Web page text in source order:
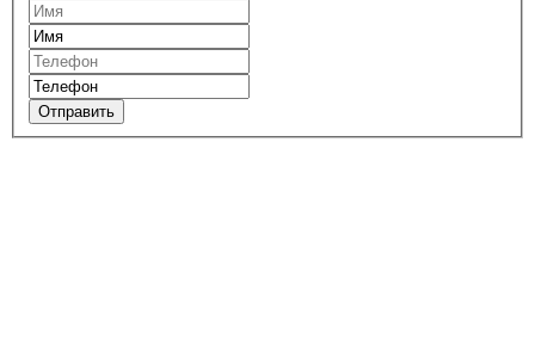
Отправить